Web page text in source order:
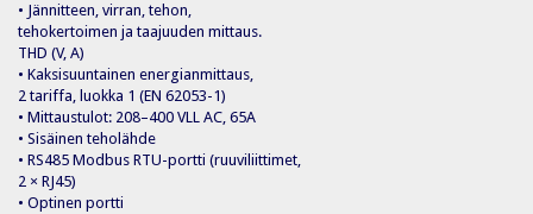
• Jännitteen, virran, tehon,
tehokertoimen ja taajuuden mittaus.
THD (V, A)
• Kaksisuuntainen energianmittaus,
2 tariffa, luokka 1 (EN 62053-1)
• Mittaustulot: 208–400 VLL AC, 65A
• Sisäinen teholähde
• RS485 Modbus RTU-portti (ruuviliittimet,
2 × RJ45)
• Optinen portti